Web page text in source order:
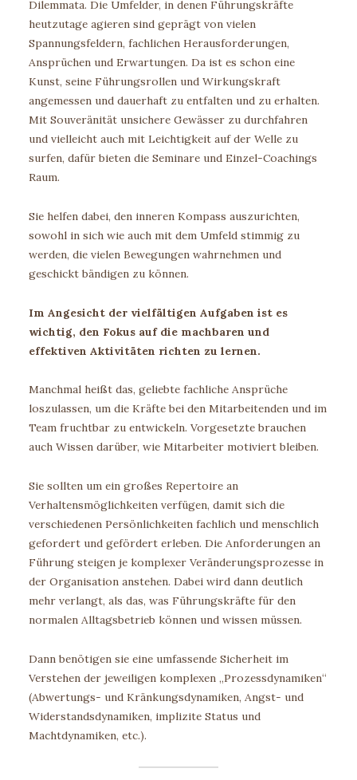
Dilemmata. Die Umfelder, in denen Führungskräfte
heutzutage agieren sind geprägt von vielen
Spannungsfeldern, fachlichen Herausforderungen,
Ansprüchen und Erwartungen. Da ist es schon eine
Kunst, seine Führungsrollen und Wirkungskraft
angemessen und dauerhaft zu entfalten und zu erhalten.
Mit Souveränität unsichere Gewässer zu durchfahren
und vielleicht auch mit Leichtigkeit auf der Welle zu
surfen, dafür bieten die Seminare und Einzel-Coachings
Raum.
Sie helfen dabei, den inneren Kompass auszurichten,
sowohl in sich wie auch mit dem Umfeld stimmig zu
werden, die vielen Bewegungen wahrnehmen und
geschickt bändigen zu können.
Im Angesicht der vielfältigen Aufgaben ist es
wichtig, den Fokus auf die machbaren und
effektiven Aktivitäten richten zu lernen.
Manchmal heißt das, geliebte fachliche Ansprüche
loszulassen, um die Kräfte bei den Mitarbeitenden und im
Team fruchtbar zu entwickeln. Vorgesetzte brauchen
auch Wissen darüber, wie Mitarbeiter motiviert bleiben.
Sie sollten um ein großes Repertoire an
Verhaltensmöglichkeiten verfügen, damit sich die
verschiedenen Persönlichkeiten fachlich und menschlich
gefordert und gefördert erleben. Die Anforderungen an
Führung steigen je komplexer Veränderungsprozesse in
der Organisation anstehen. Dabei wird dann deutlich
mehr verlangt, als das, was Führungskräfte für den
normalen Alltagsbetrieb können und wissen müssen.
Dann benötigen sie eine umfassende Sicherheit im
Verstehen der jeweiligen komplexen „Prozessdynamiken“
(Abwertungs- und Kränkungsdynamiken, Angst- und
Widerstandsdynamiken, implizite Status und
Machtdynamiken, etc.).